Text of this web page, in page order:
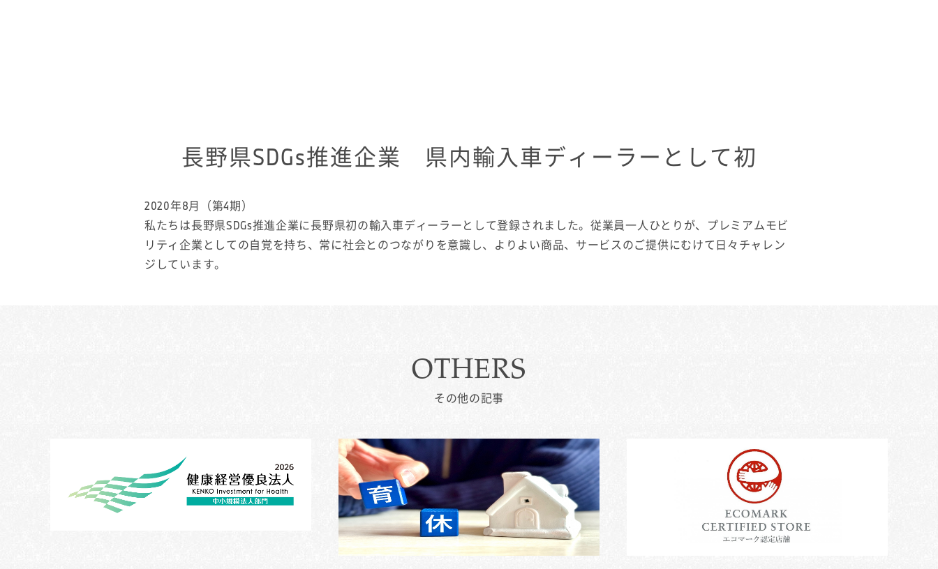
長野県SDGs推進企業 県内輸入車ディーラーとして初
2020年8月（第4期）
私たちは長野県SDGs推進企業に長野県初の輸入車ディーラーとして登録されました。従業員一人ひとりが、プレミアムモビ
リティ企業としての自覚を持ち、常に社会とのつながりを意識し、よりよい商品、サービスのご提供にむけて日々チャレン
ジしています。
OTHERS
その他の記事